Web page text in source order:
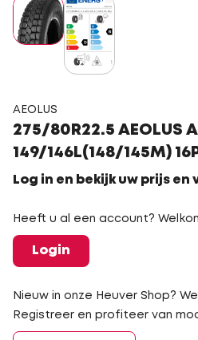
AEOLUS
275/80R22.5 AEOLUS
149/146L(148/145M)
Log in en bekijk uw prijs en
Heeft u al een account?
Login
Nieuw in onze Heuver Shop?
Registreer en profiteer van